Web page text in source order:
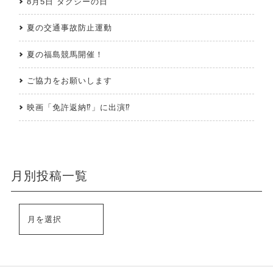
夏の交通事故防止運動
夏の福島競馬開催！
ご協力をお願いします
映画「免許返納⁉」に出演⁉
月別投稿一覧